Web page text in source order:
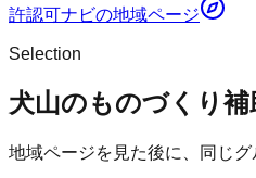
許認可ナビの地域ページ
Selection
犬山のものづくり
地域ページを見た後に、同じ